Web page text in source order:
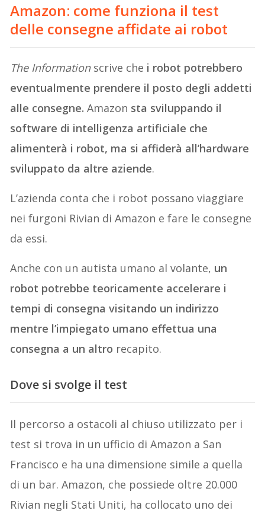
Amazon: come funziona il test
delle consegne affidate ai robot
The Informationscrive che i robot potrebbero
eventualmente prendere il posto degli addetti
alle consegne. Amazon sta sviluppando il
software di intelligenza artificiale che
alimenterà i robot, ma si affiderà all’hardware
sviluppato da altre aziende.
L’azienda conta che i robot possano viaggiare
nei furgoni Rivian di Amazon e fare le consegne
da essi.
Anche con un autista umano al volante, un
robot potrebbe teoricamente accelerare i
tempi di consegna visitando un indirizzo
mentre l’impiegato umano effettua una
consegna a un altro recapito.
Dove si svolge il test
Il percorso a ostacoli al chiuso utilizzato per i
test si trova in un ufficio di Amazon a San
Francisco e ha una dimensione simile a quella
di un bar. Amazon, che possiede oltre 20.000
Rivian negli Stati Uniti, ha collocato uno dei